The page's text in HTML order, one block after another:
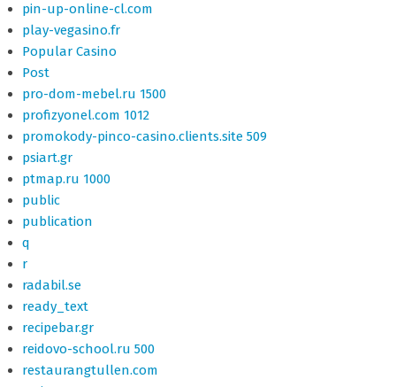
pin-up-online-cl.com
play-vegasino.fr
Popular Casino
Post
pro-dom-mebel.ru 1500
profizyonel.com 1012
promokody-pinco-casino.clients.site 509
psiart.gr
ptmap.ru 1000
public
publication
q
r
radabil.se
ready_text
recipebar.gr
reidovo-school.ru 500
restaurangtullen.com